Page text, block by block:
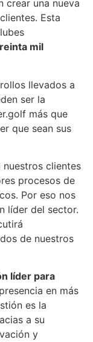
crear una nueva
Esta
mil
llevados a
ser la
más que
que sean sus
clientes
procesos de
Por eso nos
líder del sector.
de nuestros
líder para
en más
es la
a su
y